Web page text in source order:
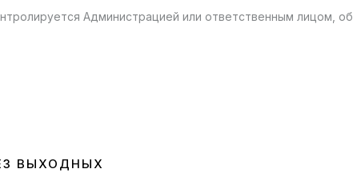
Администрацией или ответственным лицом,
ВЫХОДНЫХ